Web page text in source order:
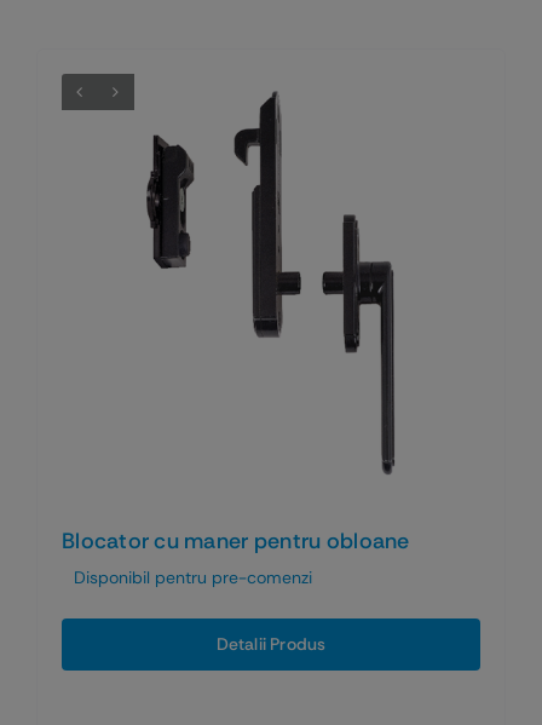
Blocator cu maner pentru obloane
Disponibil pentru pre-comenzi
Detalii Produs